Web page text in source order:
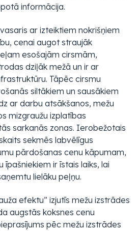
informācija.
ar izteiktiem nokrišņiem
cenai augot straujāk
esošajām cirsmām,
dziļāk mežā un ir ar
Tāpēc cirsmu
siltākiem un sausākiem
ar darbu atsākšanos, mežu
mizgraužu izplatības
sarkanās zonas. Ierobežotais
sekmēs labvēlīgus
pārdošanas cenu kāpumam,
īpašniekiem ir īstais laiks, lai
lielāku peļņu.
efektu” izjutīs mežu izstrādes
augstās koksnes cenu
pēc mežu izstrādes